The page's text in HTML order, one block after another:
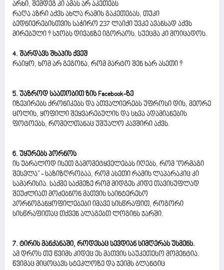
არხი, შემდეგ კი ამას არ აკეთებს
რაღა აზრი აქვს ახლა რამის გაკეთებას, თუკი
ბედნიერებისთვის საჭირო 237 ლაიქი უვკე ავანსად აქვს
მირებული ? სჯობს დივანზე იგორაოს. სუეცმა კი მოიცადოს.
4. შარდავს შხაპის ქვეშ
რაიყო, ხომ არ გეგონა, რომ მარტო შენ ხარ ასეთი ?
5. უაზროდ საათობით ზის Facebook-ზე
იზეპირებს ქრონიკებს და ათვალიერებს უფროსი დის, მეორე
ცოლის, ყოფილი შეყვარებულის და სხვა ადამიანების
ფოტოებს, რომელთანაც უშუალო კავშირი აქვს.
6. უყურებს პორნოს
ის უბრალოდ ისეთ გამომეტყველებას იღებს, რომ "ორმაგი
შესვლა" - საზიზღრობაა, რომ ასეთი რამის ლაპარაკიც კი
სამარისია. საქმე საქმეზე რომ მიდგეს კიდე თავისუფლად
შეუძლიათ მოძებნონ მათვის საინტერესო
პორნოგანყოფილებები იმავე სისწრაფით, როგორი
სისწრაფითაც თქვენ ალაგებთ ლოგინს ჯარში.
7. ტირის მანქანაში, როდესაც სევდიან სიმღერას უსმენს.
ამ დროს თუ წვიმს კიდეც ეს მათვის საუკეთესო მომენტია.
წვიმაც მიცოცავს სტეკლოზე და ჯეიმს ბლანტიც